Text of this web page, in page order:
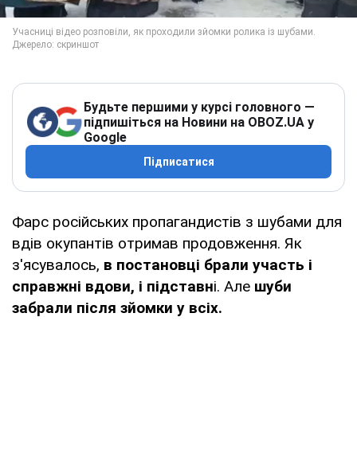
Будьте першими у курсі головного —
підпишіться на Новини на OBOZ.UA у
Google
Підписатися
Фарс російських пропагандистів з шубами для
вдів окупантів отримав продовження. Як
з'ясувалось, в постановці брали участь і
справжні вдови, і підставні. Але шуби
забрали після зйомки у всіх.